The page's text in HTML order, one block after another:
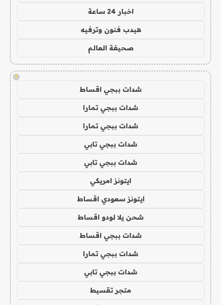
اخبار 24 ساعة
هيدب فنون وترفيه
صحيفة العالم
!
شدات ببجي اقساط
شدات ببجي تمارا
شدات ببجي تمارا
شدات ببجي تابي
شدات ببجي تابي
ايتونز امريكي
ايتونز سعودي اقساط
شحن يلا لودو اقساط
شدات ببجي اقساط
شدات ببجي تمارا
شدات ببجي تابي
متجر تقسيط